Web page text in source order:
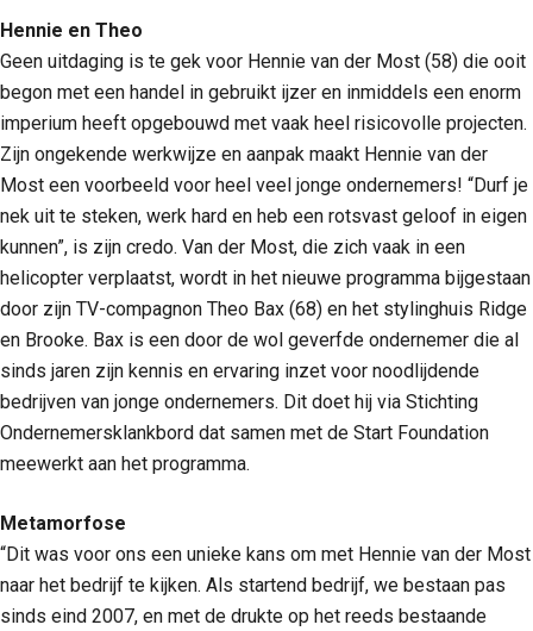
Hennie en Theo
Geen uitdaging is te gek voor Hennie van der Most (58) die ooit
begon met een handel in gebruikt ijzer en inmiddels een enorm
imperium heeft opgebouwd met vaak heel risicovolle projecten.
Zijn ongekende werkwijze en aanpak maakt Hennie van der
Most een voorbeeld voor heel veel jonge ondernemers! “Durf je
nek uit te steken, werk hard en heb een rotsvast geloof in eigen
kunnen”, is zijn credo. Van der Most, die zich vaak in een
helicopter verplaatst, wordt in het nieuwe programma bijgestaan
door zijn TV-compagnon Theo Bax (68) en het stylinghuis Ridge
en Brooke. Bax is een door de wol geverfde ondernemer die al
sinds jaren zijn kennis en ervaring inzet voor noodlijdende
bedrijven van jonge ondernemers. Dit doet hij via Stichting
Ondernemersklankbord dat samen met de Start Foundation
meewerkt aan het programma.
Metamorfose
“Dit was voor ons een unieke kans om met Hennie van der Most
naar het bedrijf te kijken. Als startend bedrijf, we bestaan pas
sinds eind 2007, en met de drukte op het reeds bestaande